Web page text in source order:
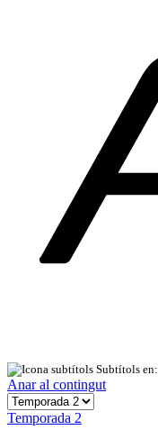
Subtítols
Anar al contingut
Temporada 2